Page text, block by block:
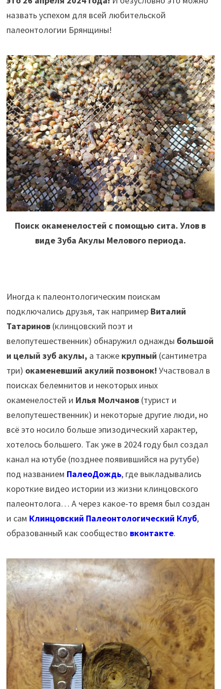
назвать успехом для всей любительской
палеонтологии Брянщины!
Поиск окаменелостей с помощью сита. Улов в
виде Зуба Акулы Мелового периода.
Иногда к палеонтологическим поискам
подключались друзья, так например Виталий
Татаринов (клинцовский поэт и
велопутешественник) обнаружил однажды большой
и целый зуб акулы, а также крупный (сантиметра
три) окаменевший акулий позвонок! Участвовал в
поисках белемнитов и некоторых иных
окаменелостей и Илья Молчанов(турист и
велопутешественник) и некоторые другие люди, но
всё это носило больше эпизодический характер,
хотелось большего. Так уже в 2024 году был создал
канал на ютубе (позднее появившийся на рутубе)
под названием ПалеоДождь, где выкладывались
короткие видео истории из жизни клинцовского
палеонтолога… А через какое-то время был создан
и сам Клинцовский Палеонтологический Клуб,
образованный как сообщество вконтакте.